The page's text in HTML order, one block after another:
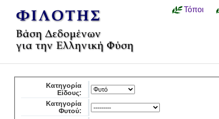
Τόποι
Κατηγορία
Είδους:
Κατηγορία
Φυτού: